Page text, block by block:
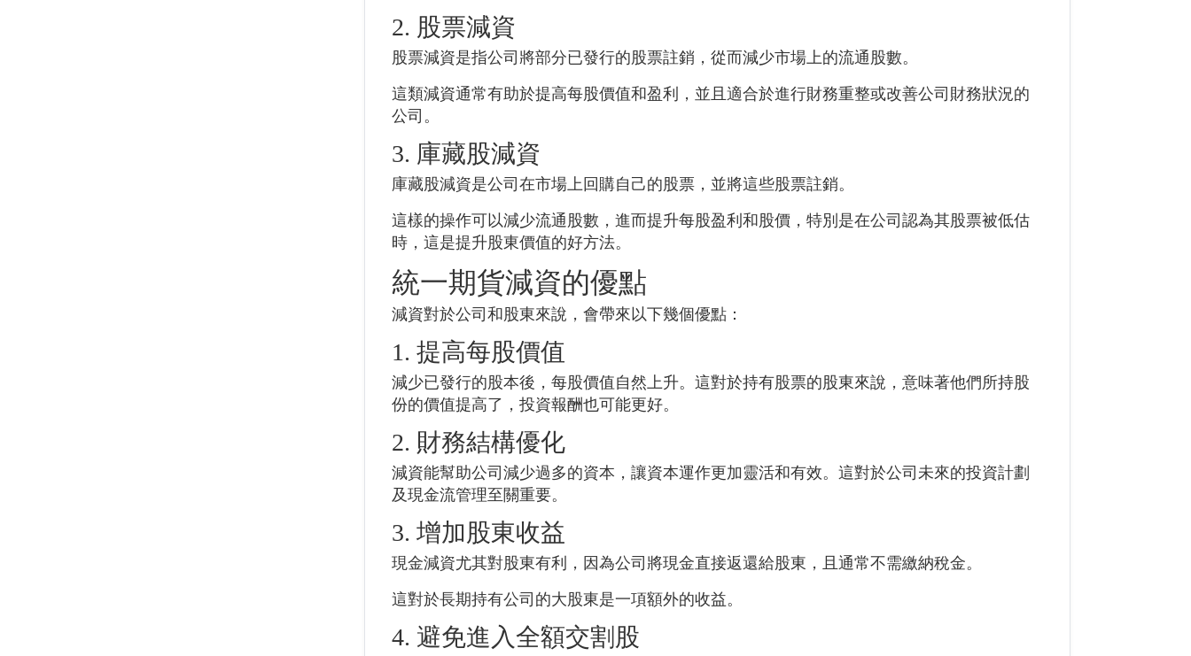
2. 股票減資
股票減資是指公司將部分已發行的股票註銷，從而減少市場上的流通股數。
這類減資通常有助於提高每股價值和盈利，並且適合於進行財務重整或改善公司財務狀況的
公司。
3. 庫藏股減資
庫藏股減資是公司在市場上回購自己的股票，並將這些股票註銷。
這樣的操作可以減少流通股數，進而提升每股盈利和股價，特別是在公司認為其股票被低估
時，這是提升股東價值的好方法。
統一期貨減資的優點
減資對於公司和股東來說，會帶來以下幾個優點：
1. 提高每股價值
減少已發行的股本後，每股價值自然上升。這對於持有股票的股東來說，意味著他們所持股
份的價值提高了，投資報酬也可能更好。
2. 財務結構優化
減資能幫助公司減少過多的資本，讓資本運作更加靈活和有效。這對於公司未來的投資計劃
及現金流管理至關重要。
3. 增加股東收益
現金減資尤其對股東有利，因為公司將現金直接返還給股東，且通常不需繳納稅金。
這對於長期持有公司的大股東是一項額外的收益。
4. 避免進入全額交割股